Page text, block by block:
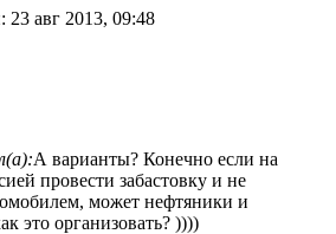
23 авг 2013, 09:48
А варианты? Конечно если на
провести забастовку и не
может нефтяники и
это организовать? ))))